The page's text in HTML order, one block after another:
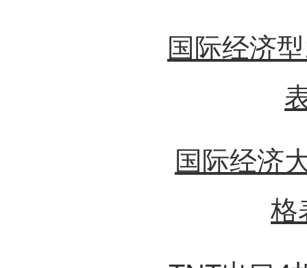
国际经济
国际经济
格